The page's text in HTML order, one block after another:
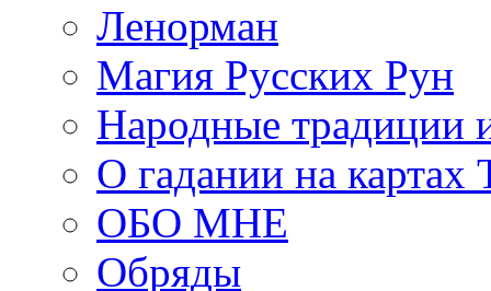
Ленорман
Магия Русских Рун
Народные традиции
О гадании на картах
ОБО МНЕ
Обряды